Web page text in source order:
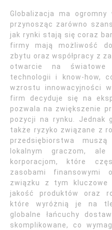
Globalizacja ma ogromny
przynosząc zarówno
jak rynki stają się coraz
firmy mają możliwość
zbytu oraz współpracy z
otwarcie na światowe
technologii i know-how,
wzrostu innowacyjności
firm decyduje się na
pozwala na zwiększenie
pozycji na rynku. Jednak
także ryzyko związane z
przedsiębiorstwa
lokalnym graczom, ale
korporacjom, które
zasobami finansowymi
związku z tym
jakość produktów oraz
które wyróżnią je na tle
globalne łańcuchy
skomplikowane, co